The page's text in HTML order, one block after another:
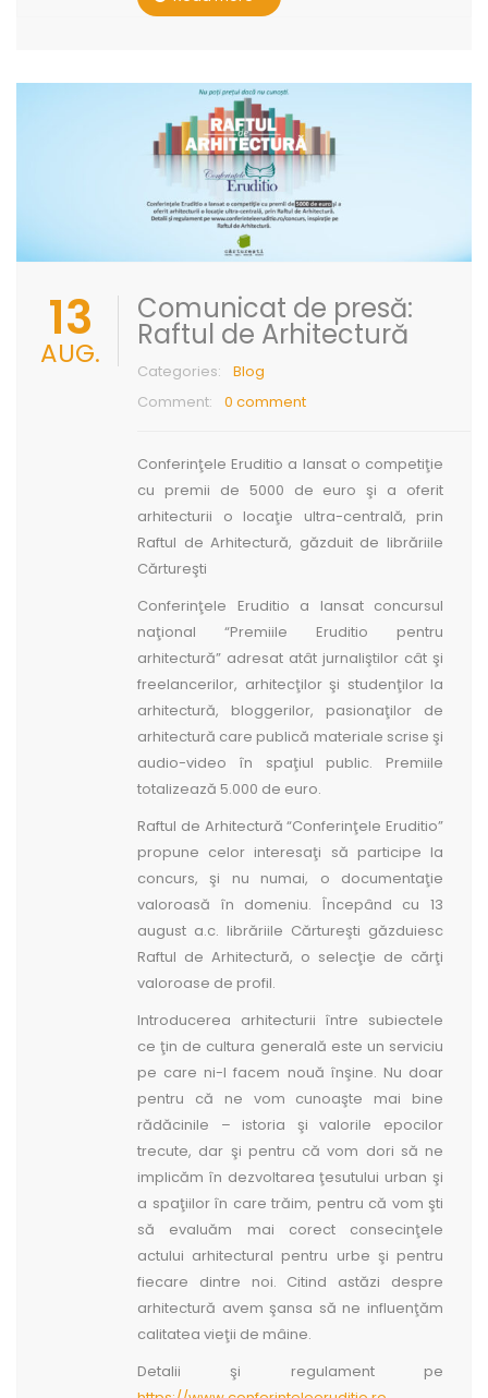
13
AUG.
Comunicat de presă:
Raftul de Arhitectură
Categories:
Blog
Comment:
0 comment
Conferinţele Eruditio a lansat o competiţie
cu premii de 5000 de euro şi a oferit
arhitecturii o locaţie ultra-centrală, prin
Raftul de Arhitectură, găzduit de librăriile
Cărtureşti
Conferinţele Eruditio a lansat concursul
naţional “Premiile Eruditio pentru
arhitectură” adresat atât jurnaliştilor cât şi
freelancerilor, arhitecţilor şi studenţilor la
arhitectură, bloggerilor, pasionaţilor de
arhitectură care publică materiale scrise şi
audio-video în spaţiul public. Premiile
totalizează 5.000 de euro.
Raftul de Arhitectură “Conferinţele Eruditio”
propune celor interesaţi să participe la
concurs, şi nu numai, o documentaţie
valoroasă în domeniu. Începând cu 13
august a.c. librăriile Cărtureşti găzduiesc
Raftul de Arhitectură, o selecţie de cărţi
valoroase de profil.
Introducerea arhitecturii între subiectele
ce ţin de cultura generală este un serviciu
pe care ni-l facem nouă înşine. Nu doar
pentru că ne vom cunoaşte mai bine
rădăcinile – istoria şi valorile epocilor
trecute, dar şi pentru că vom dori să ne
implicăm în dezvoltarea ţesutului urban şi
a spaţiilor în care trăim, pentru că vom şti
să evaluăm mai corect consecinţele
actului arhitectural pentru urbe şi pentru
fiecare dintre noi. Citind astăzi despre
arhitectură avem şansa să ne influenţăm
calitatea vieţii de mâine.
Detalii şi regulament pe